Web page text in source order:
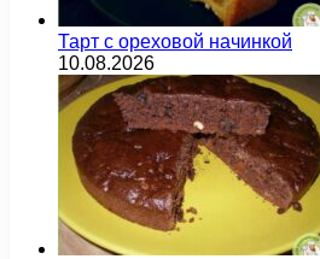
Тарт с ореховой начинкой
10.08.2026